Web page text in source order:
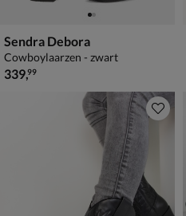
Sendra Debora
Cowboylaarzen - zwart
€ 339,99
339,99